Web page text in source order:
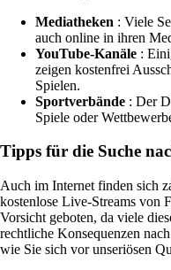
Mediatheken : Viele
auch online in ihren
YouTube-Kanäle :
zeigen kostenfrei
Spielen.
Sportverbände : Der
Spiele oder
Tipps für die Suche
Auch im Internet finden sich
kostenlose Live-Streams von
Vorsicht geboten, da viele
rechtliche Konsequenzen
wie Sie sich vor unseriösen